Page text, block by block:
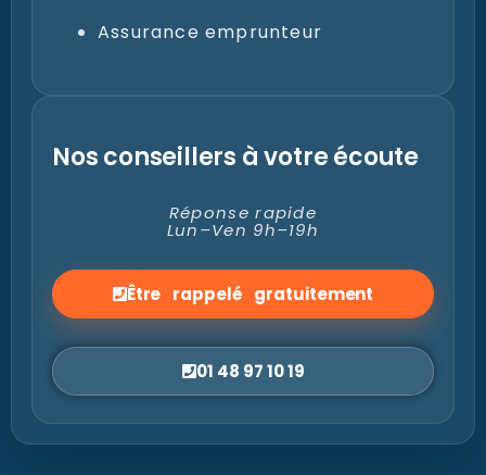
Assurance emprunteur
Nos conseillers à votre écoute
Réponse rapide
Lun–Ven 9h–19h
Être rappelé gratuitement
01 48 97 10 19